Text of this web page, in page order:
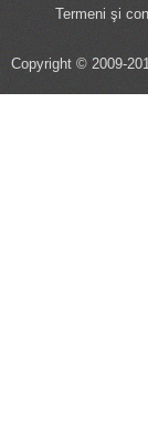
Termeni şi
Copyright © 2009-